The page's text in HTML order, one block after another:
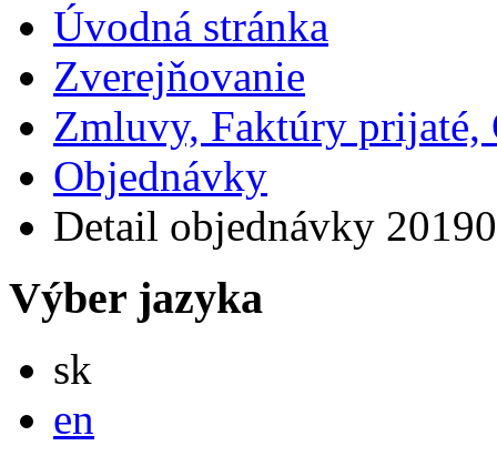
Úvodná stránka
Zverejňovanie
Zmluvy, Faktúry prijaté,
Objednávky
Detail objednávky
Výber jazyka
sk
en